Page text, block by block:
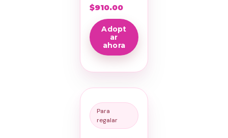
$910.00
Adopt
ar
ahora
Para
regalar